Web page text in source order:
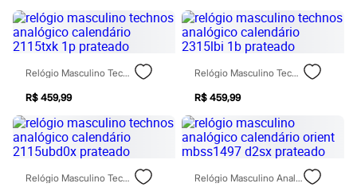
Calcinhas
Cintas e Modeladores
Meias
Sutiãs e Tops
Moda praia
Biquínis
Maiôs
Saídas de praia
Personagens
Plus size
Blusas e Camisetas
Relógio Masculino Technos Analógico Calendário 2115txk 1p Prateado
R$ 459,99
Relógio Masculino Technos Analógico Calendário 2315lbi 1b Prateado
R$ 459,99
Relógio Masculino Technos Analógico Calendário 2115ubd0x Prateado Relógio Masculino Analógico Calendário Orient Mbss1497 D2sx Prateado